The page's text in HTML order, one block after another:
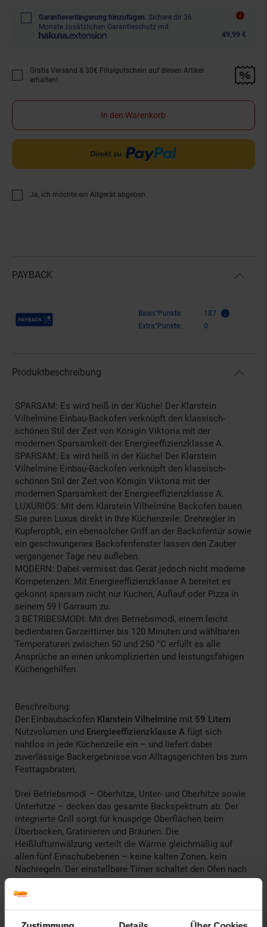
Garantieverlängerung hinzufügen. Sichere dir 36
Monate zusätzlichen Garantieschutz mit
49,99 €
Promotion "Gratis Versand &amp; 30€ Filialgutschein auf diesen Artikel
Gratis Versand & 30€ Filialgutschein auf diesen Artikel
erhalten!
In den Warenkorb
Ja, ich möchte ein Altgerät abgeben.
PAYBACK
Payback Punkte Basis°Punkte:
187
Extra°Punkte:
0
Produktbeschreibung
SPARSAM: Es wird heiß in der Küche! Der Klarstein
Vilhelmine Einbau-Backofen verknüpft den klassisch-
schönen Stil der Zeit von Königin Viktoria mit der
modernen Sparsamkeit der Energieeffizienzklasse A.
SPARSAM: Es wird heiß in der Küche! Der Klarstein
Vilhelmine Einbau-Backofen verknüpft den klassisch-
schönen Stil der Zeit von Königin Viktoria mit der
modernen Sparsamkeit der Energieeffizienzklasse A.
LUXURIÖS: Mit dem Klarstein Vilhelmine Backofen bauen
Sie puren Luxus direkt in Ihre Küchenzeile: Drehregler in
Kupferoptik, ein ebensolcher Griff an der Backofentür sowie
ein geschwungenes Backofenfenster lassen den Zauber
vergangener Tage neu aufleben.
MODERN: Dabei vermisst das Gerät jedoch nicht moderne
Kompetenzen: Mit Energieeffizienzklasse A bereitet es
gekonnt sparsam nicht nur Kuchen, Auflauf oder Pizza in
seinem 59 l Garraum zu.
3 BETRIBESMODI: Mit drei Betriebsmodi, einem leicht
bedienbaren Garzeittimer bis 120 Minuten und wählbaren
Temperaturen zwischen 50 und 250 °C erfüllt es alle
Ansprüche an einen unkomplizierten und leistungsfähigen
Küchengehilfen.
Beschreibung:
Der Einbaubackofen Klarstein Vilhelmine mit 59 Litern
Nutzvolumen und Energieeffizienzklasse A fügt sich
nahtlos in jede Küchenzeile ein – und liefert dabei
zuverlässige Backergebnisse von Alltagsgerichten bis zum
Festtagsbraten.
Drei Betriebsmodi – Oberhitze, Unter- und Oberhitze sowie
Unterhitze – decken das gesamte Backspektrum ab. Der
integrierte Grill sorgt für knusprige Oberflächen beim
Überbacken, Gratinieren und Bräunen. Die
Heißluftumwälzung verteilt die Wärme gleichmäßig auf
allen fünf Einschubebenen – keine kalten Zonen, kein
Nachregeln. Der einstellbare Timer schaltet den Ofen nach
bis zu 120 Minuten automatisch ab, damit nichts anbrennt.
schattenlos – du siehst auf einen Blick, wie weit das